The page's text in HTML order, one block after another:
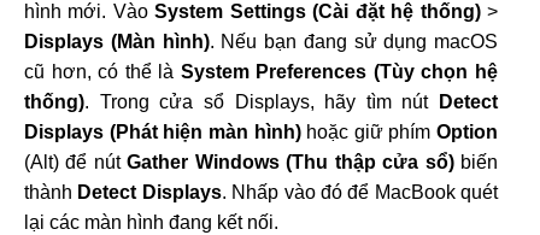
hình mới. VàoSystem Settings (Cài đặt hệ thống)>
Displays (Màn hình). Nếu bạn đang sử dụng macOS
cũ hơn, có thể là System Preferences (Tùy chọn hệ
thống). Trong cửa sổ Displays, hãy tìm nút
Detect
Displays (Phát hiện màn hình)hoặc giữ phím Option
(Alt) để nútGather Windows (Thu thập cửa sổ)biến
thành Detect Displays. Nhấp vào đó để MacBook quét
lại các màn hình đang kết nối.